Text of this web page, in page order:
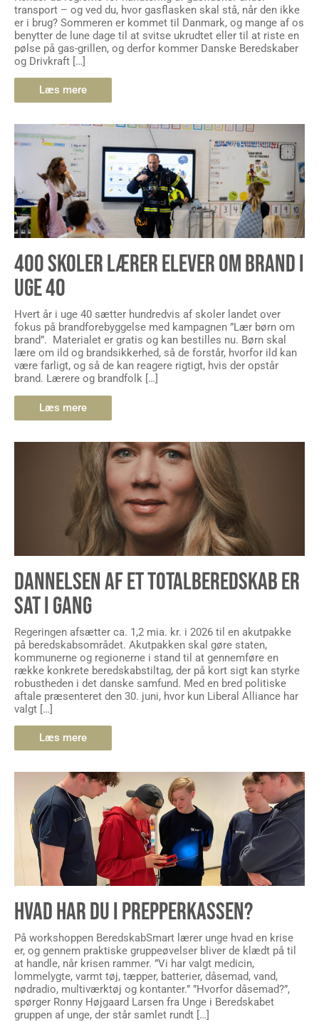
transport – og ved du, hvor gasflasken skal stå, når den ikke
er i brug? Sommeren er kommet til Danmark, og mange af os
benytter de lune dage til at svitse ukrudtet eller til at riste en
pølse på gas-grillen, og derfor kommer Danske Beredskaber
og Drivkraft […]
Læs mere
400 SKOLER LÆRER ELEVER OM BRAND I
UGE 40
Hvert år i uge 40 sætter hundredvis af skoler landet over
fokus på brandforebyggelse med kampagnen ”Lær børn om
brand”. Materialet er gratis og kan bestilles nu. Børn skal
lære om ild og brandsikkerhed, så de forstår, hvorfor ild kan
være farligt, og så de kan reagere rigtigt, hvis der opstår
brand. Lærere og brandfolk […]
Læs mere
DANNELSEN AF ET TOTALBEREDSKAB ER
SAT I GANG
Regeringen afsætter ca. 1,2 mia. kr. i 2026 til en akutpakke
på beredskabsområdet. Akutpakken skal gøre staten,
kommunerne og regionerne i stand til at gennemføre en
række konkrete beredskabstiltag, der på kort sigt kan styrke
robustheden i det danske samfund. Med en bred politiske
aftale præsenteret den 30. juni, hvor kun Liberal Alliance har
valgt […]
Læs mere
HVAD HAR DU I PREPPERKASSEN?
På workshoppen BeredskabSmart lærer unge hvad en krise
er, og gennem praktiske gruppeøvelser bliver de klædt på til
at handle, når krisen rammer. ”Vi har valgt medicin,
lommelygte, varmt tøj, tæpper, batterier, dåsemad, vand,
nødradio, multiværktøj og kontanter.” ”Hvorfor dåsemad?”,
spørger Ronny Højgaard Larsen fra Unge i Beredskabet
gruppen af unge, der står samlet rundt […]